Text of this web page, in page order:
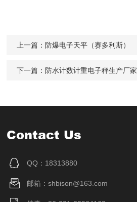
上一篇： 防爆电子天平（赛多利斯）
下一篇： 防水计数计重电子秤生产厂家
Contact Us
QQ：18313880
邮箱：shbison@163.com